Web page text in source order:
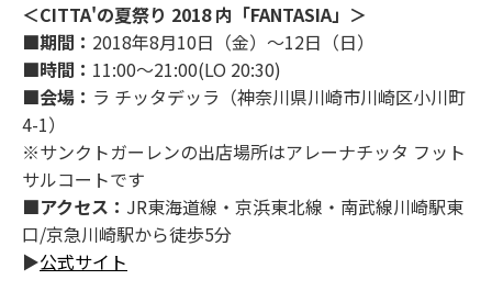
＜CITTA'の夏祭り 2018 内「FANTASIA」＞
■期間： 2018年8月10日（金）～12日（日）
■時間： 11:00～21:00(LO 20:30)
■会場： ラ チッタデッラ（神奈川県川崎市川崎区小川町
4-1）
※サンクトガーレンの出店場所はアレーナチッタ フット
サルコートです
■アクセス： JR東海道線・京浜東北線・南武線川崎駅東
口/京急川崎駅から徒歩5分
▶公式サイト